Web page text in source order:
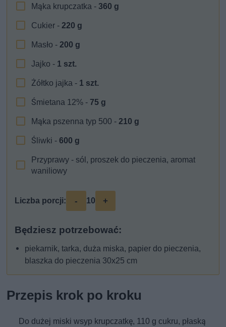
Mąka krupczatka -360 g
Cukier -220 g
Masło -200 g
Jajko - 1 szt.
Żółtko jajka - 1 szt.
Śmietana 12% - 75 g
Mąka pszenna typ 500 -210 g
Śliwki -600 g
Przyprawy - sól, proszek do pieczenia, aromat
waniliowy
Liczba porcji: - 10 +
Będziesz potrzebować:
piekarnik, tarka, duża miska, papier do pieczenia,
blaszka do pieczenia 30x25 cm
Przepis krok po kroku
Do dużej miski wsyp krupczatkę, 110 g cukru, płaską